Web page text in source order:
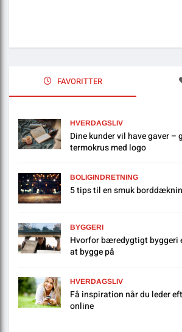
FAVORITTER
HVERDAGSLIV
Dine kunder vil have gaver –
termokrus med logo
BOLIGINDRETNING
5 tips til en smuk
BYGGERI
Hvorfor bæredygtigt byggeri
at bygge på
HVERDAGSLIV
Få inspiration når du leder
online